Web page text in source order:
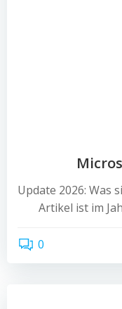
Update 2026: Was
Artikel ist im
0